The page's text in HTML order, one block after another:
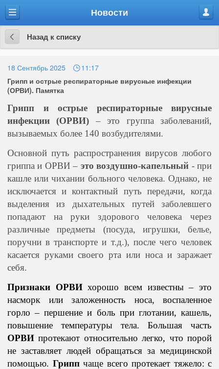
Меню
Новости
Назад
к
списку
Назад к списку
18 Сентябрь 2025
11:17
Грипп и острые респираторные вирусные инфекции
(ОРВИ). Памятка
Грипп и острые респираторные вирусные
инфекции (ОРВИ) – это группа заболеваний,
вызываемых более 140 возбудителями.
Основной путь распространения вирусов любого
гриппа и ОРВИ – это воздушно-капельный - при
кашле или чихании больного человека. Однако, не
исключается и контактный путь передачи, когда
выделения из дыхательных путей заболевшего
попадают на руки здорового человека через
различные предметы (посуда, игрушки, белье,
поручни в транспорте и т.д.), после чего человек
касается руками своего рта или носа и заражает
себя.
Признаки ОРВИхорошо всем известны – это
насморк или заложенность носа, воспаленное
горло – першение и боль при глотании, кашель,
повышение температуры тела. Большая часть
ОРВИ протекают относительно легко, что порой
не заставляет людей обращаться за медицинской
помощью. Гриппчаще всего протекает тяжело: с